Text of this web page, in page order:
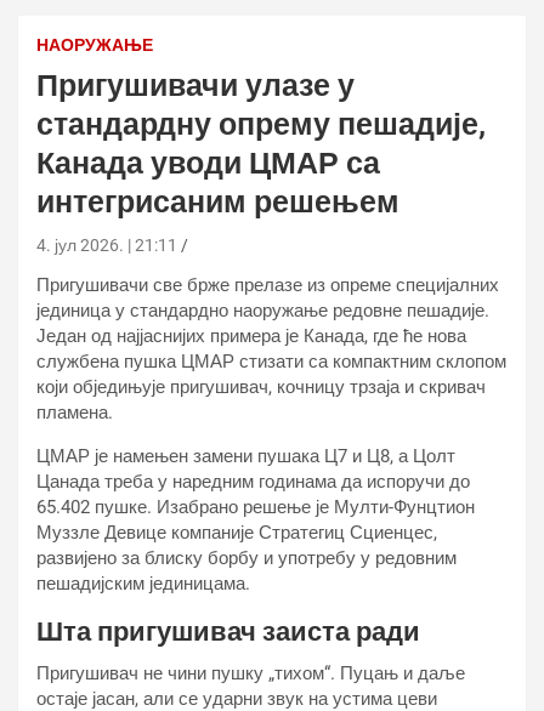
НАОРУЖАЊЕ
Пригушивачи улазе у
стандардну опрему пешадије,
Канада уводи ЦМАР са
интегрисаним решењем
4. јул 2026. | 21:11
Пригушивачи све брже прелазе из опреме специјалних
јединица у стандардно наоружање редовне пешадије.
Један од најјаснијих примера је Канада, где ће нова
службена пушка ЦМАР стизати са компактним склопом
који обједињује пригушивач, кочницу трзаја и скривач
пламена.
ЦМАР је намењен замени пушака Ц7 и Ц8, а Цолт
Цанада треба у наредним годинама да испоручи до
65.402 пушке. Изабрано решење је Мулти-Фунцтион
Муззле Девице компаније Стратегиц Сциенцес,
развијено за блиску борбу и употребу у редовним
пешадијским јединицама.
Шта пригушивач заиста ради
Пригушивач не чини пушку „тихом“. Пуцањ и даље
остаје јасан, али се ударни звук на устима цеви